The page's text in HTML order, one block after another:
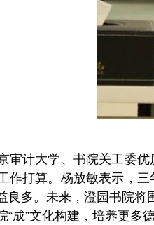
审计大学、书院关工委
作打算。杨放敏表示，
良多。未来，澄园书院
“成”文化构建，培养更